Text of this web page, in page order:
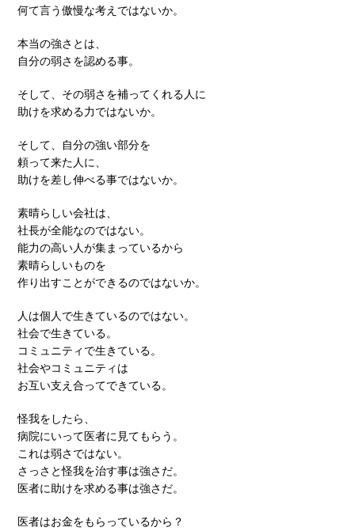
何て言う傲慢な考えではないか。
本当の強さとは、
自分の弱さを認める事。
そして、その弱さを補ってくれる人に
助けを求める力ではないか。
そして、自分の強い部分を
頼って来た人に、
助けを差し伸べる事ではないか。
素晴らしい会社は、
社長が全能なのではない。
能力の高い人が集まっているから
素晴らしいものを
作り出すことができるのではないか。
人は個人で生きているのではない。
社会で生きている。
コミュニティで生きている。
社会やコミュニティは
お互い支え合ってできている。
怪我をしたら、
病院にいって医者に見てもらう。
これは弱さではない。
さっさと怪我を治す事は強さだ。
医者に助けを求める事は強さだ。
医者はお金をもらっているから？